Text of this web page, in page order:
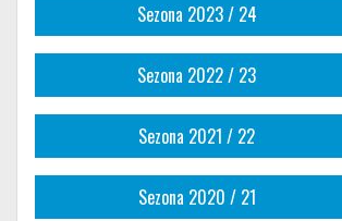
Sezona 2023 / 24
Sezona 2022 / 23
Sezona 2021 / 22
Sezona 2020 / 21